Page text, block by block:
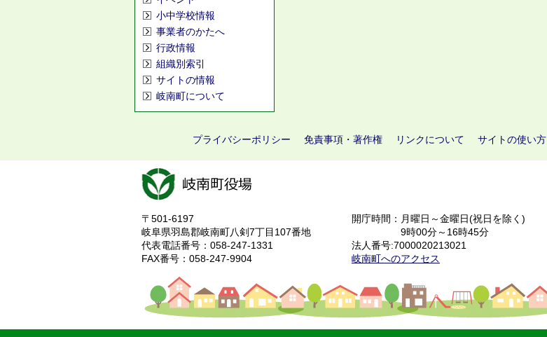
小中学校情報
事業者のかたへ
行政情報
組織別索引
サイトの情報
岐南町について
プライバシーポリシー 免責事項・著作権 リンクについて サイトの使い方
〒501-6197
岐阜県羽島郡岐南町八剣7丁目107番地
代表電話番号：058-247-1331
FAX番号：058-247-9904
開庁時間：月曜日～金曜日(祝日を除く)
9時00分～16時45分
法人番号:7000020213021
岐南町へのアクセス